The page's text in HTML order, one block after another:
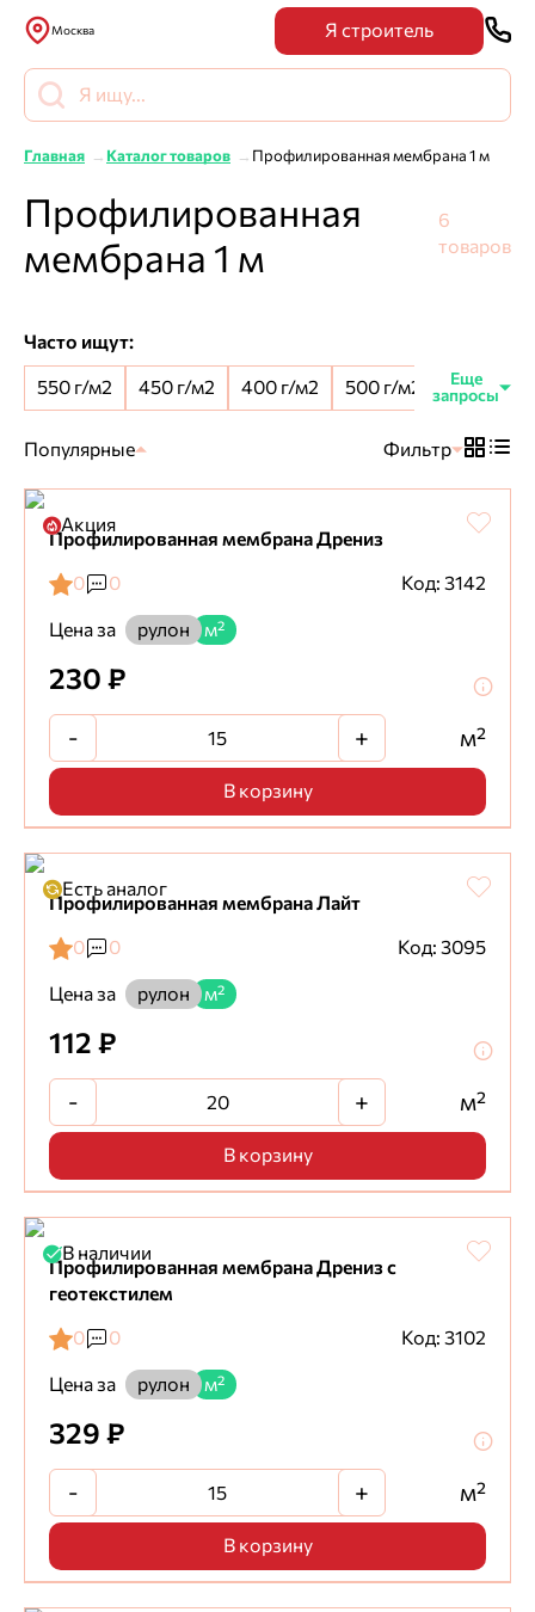
Москва Я строитель
Главная Каталог товаров Профилированная мембрана 1 м
Профилированная
мембрана 1 м
6
товаров
Часто ищут:
550 г/м2
450 г/м2 400 г/м2 500 г/м2 8 мм шип
Популярные Фильтр
Акция
Профилированная мембрана Дрениз
0
0
Код: 3142
Цена за
рулон м²
230 ₽
- + м²
В корзину
Есть аналог
Профилированная мембрана Лайт
0
0
Код: 3095
Цена за
рулон м²
112 ₽
- + м²
В корзину
В наличии
Профилированная мембрана Дрениз с
геотекстилем
0
0
Код: 3102
Цена за
рулон м²
329 ₽
- + м²
В корзину